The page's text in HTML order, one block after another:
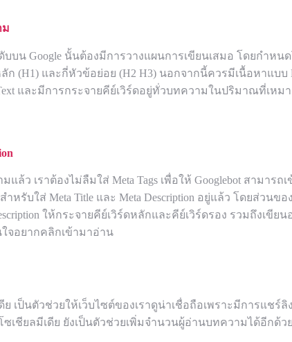
ม
บน Google นั้นต้องมีการวางแผนการเขียนเสมอ โดยกำหน
(H1) และกี่หัวข้อย่อย (H2 H3) นอกจากนี้ควรมีเนื้อหาแบบ
และมีการกระจายคีย์เวิร์ดอยู่ทั่วบทความในปริมาณที่เหม
ว เราต้องไม่ลืมใส่ Meta Tags เพื่อให้ Googlebot สามารถ
รับใส่ Meta Title และ Meta Description อยู่แล้ว โดยส่วนขอ
ให้กระจายคีย์เวิร์ดหลักและคีย์เวิร์ดรอง รวมถึงเขีย
จอยากคลิกเข้ามาอ่าน
เป็นตัวช่วยให้เว็บไซต์ของเราดูน่าเชื่อถือเพราะมีการแชร์ลิ
ชียลมีเดีย ยังเป็นตัวช่วยเพิ่มจำนวนผู้อ่านบทความได้อีกด้วย